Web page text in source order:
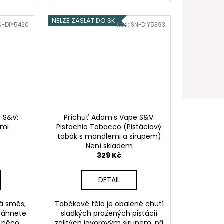
směs,
DIY5420 NELZE ZASLAT DO SK
Příchuť Adam's Vape S&V:
Pistachio Tobacco (Pistáciový
tabák s mandlemi a sirupem)
10ml
Není skladem
329 Kč
DETAIL
Tabákové tělo je obalené chutí
sladkých pražených pistácií
Kód: SN-DIY5393